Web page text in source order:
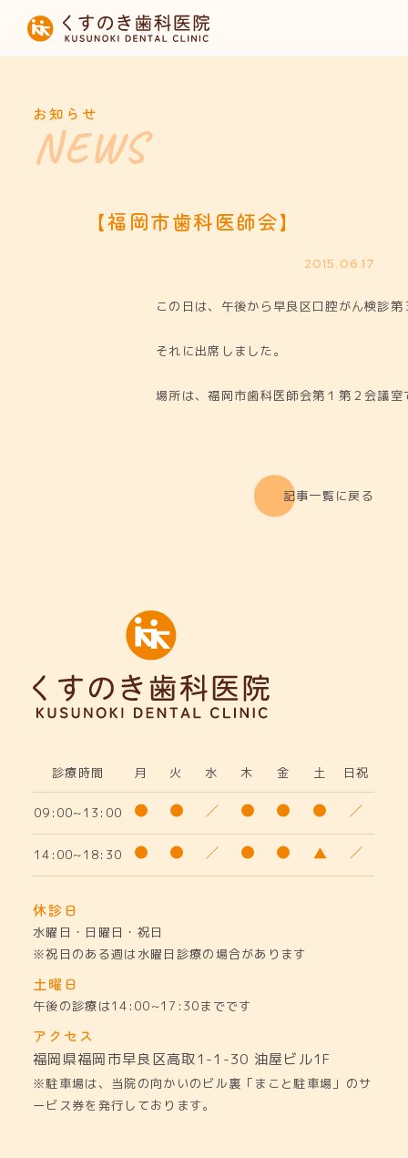
HOME
診療内容
お知らせ
【福岡市歯科医師会】
2015.06.17
この日は、午後から早良区口腔がん検診
それに出席しました。
場所は、福岡市歯科医師会第１第２会議室
記事一覧に戻る
診療時間 月 火 水 木 金 土 日祝
09:00~13:00
14:00~18:30
休診日
水曜日・日曜日・祝日
※祝日のある週は水曜日診療の場合があります
土曜日
午後の診療は14:00~17:30までです
アクセス
福岡県福岡市早良区高取1-1-30 油屋ビル1F
※駐車場は、当院の向かいのビル裏「まこと駐車場」のサ
ービス券を発行しております。